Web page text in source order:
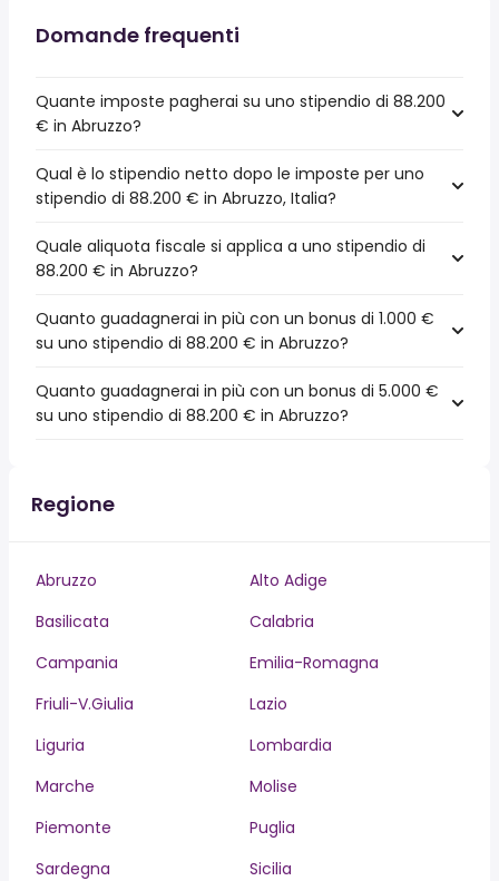
Domande frequenti
Quante imposte pagherai su uno stipendio di 88.200
€ in Abruzzo?
Qual è lo stipendio netto dopo le imposte per uno
stipendio di 88.200 € in Abruzzo, Italia?
Quale aliquota fiscale si applica a uno stipendio di
88.200 € in Abruzzo?
Quanto guadagnerai in più con un bonus di 1.000 €
su uno stipendio di 88.200 € in Abruzzo?
Quanto guadagnerai in più con un bonus di 5.000 €
su uno stipendio di 88.200 € in Abruzzo?
Regione
Abruzzo
Alto Adige
Basilicata
Calabria
Campania
Emilia-Romagna
Friuli-V.Giulia
Lazio
Liguria
Lombardia
Marche
Molise
Piemonte
Puglia
Sardegna
Sicilia